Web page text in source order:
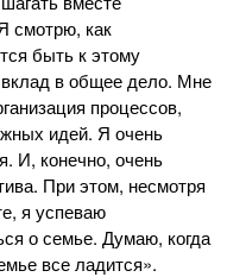
смотрю, как
быть к этому
вклад в общее дело. Мне
процессов,
идей. Я очень
И, конечно, очень
При этом, несмотря
я успеваю
о семье. Думаю, когда
все ладится».